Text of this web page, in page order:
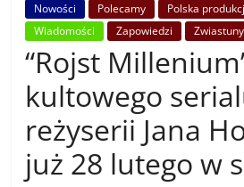
Nowości
Polecamy Polska
Wiadomości
Zapowiedzi Zwiastuny
“Rojst
kultowego
reżyserii Jana
już 28 lutego w